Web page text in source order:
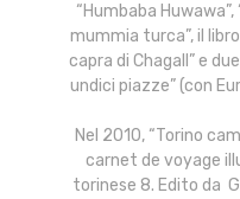
“Humbaba Huwawa”,
mummia turca”, il
capra di Chagall” e
undici piazze” (con
Nel 2010, “Torino
carnet de voyage
torinese 8. Edito da